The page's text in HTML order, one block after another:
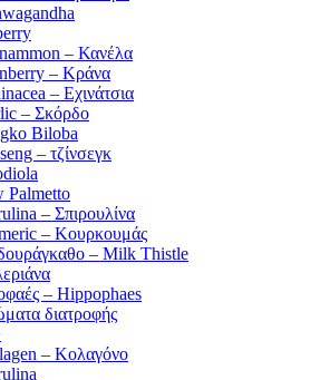
– Κανέλα
– Κράνα
– Εχινάτσια
– Σκόρδο
Biloba
– τζίνσεγκ
Palmetto
– Σπιρουλίνα
– Κουρκουμάς
– Milk Thistle
– Hippophaes
διατροφής
– Κολαγόνο